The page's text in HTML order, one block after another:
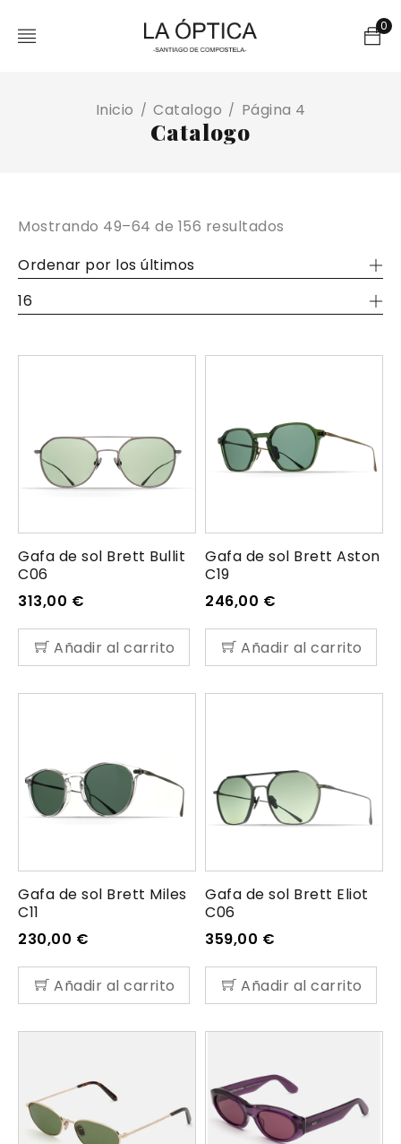
0
Inicio / Catalogo / Página 4
Catalogo
Mostrando 49–64 de 156 resultados
Ordenar por los últimos
16
Gafa de sol Brett Bullit
C06
313,00 €
Añadir al carrito
Gafa de sol Brett Aston
C19
246,00 €
Añadir al carrito
Gafa de sol Brett Miles
C11
230,00 €
Añadir al carrito
Gafa de sol Brett Eliot
C06
359,00 €
Añadir al carrito